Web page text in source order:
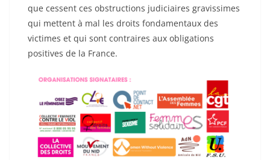
que cessent ces obstructions judiciaires gravissimes
qui mettent à mal les droits fondamentaux des
victimes et qui sont contraires aux obligations
positives de la France.